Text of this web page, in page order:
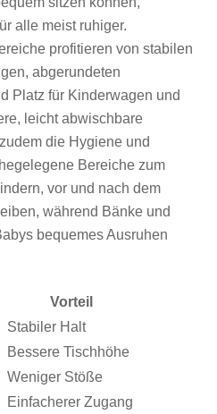
alle meist ruhiger.
profitieren von stabilen
abgerundeten
Platz für Kinderwagen und
leicht abwischbare
die Hygiene und
Bereiche zum
vor und nach dem
während Bänke und
bequemes Ausruhen
Vorteil
Stabiler Halt
Bessere Tischhöhe
Weniger Stöße
Einfacherer Zugang